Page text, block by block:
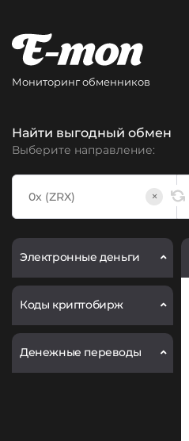
Мониторинг обменников
Найти выгодный обмен
Выберите направление:
×
Электронные деньги
Коды криптобирж
Денежные переводы